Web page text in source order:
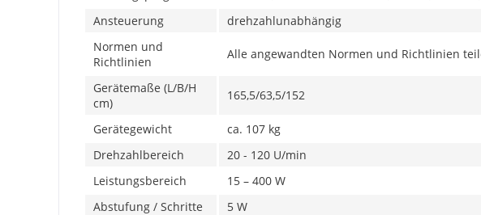
Ansteuerung
drehzahlunabhängig
Normen und
Richtlinien
Alle angewandten Normen und Richtlinien
Gerätemaße (L/B/H
cm)
165,5/63,5/152
Gerätegewicht
ca. 107 kg
Drehzahlbereich
20 - 120 U/min
Leistungsbereich
15 – 400 W
Abstufung / Schritte
5 W